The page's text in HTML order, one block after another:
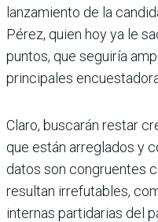
lanzamiento de la
Pérez, quien hoy ya le
puntos, que seguiría
principales
Claro, buscarán restar
que están arreglados y
datos son congruentes
resultan irrefutables,
internas partidarias del